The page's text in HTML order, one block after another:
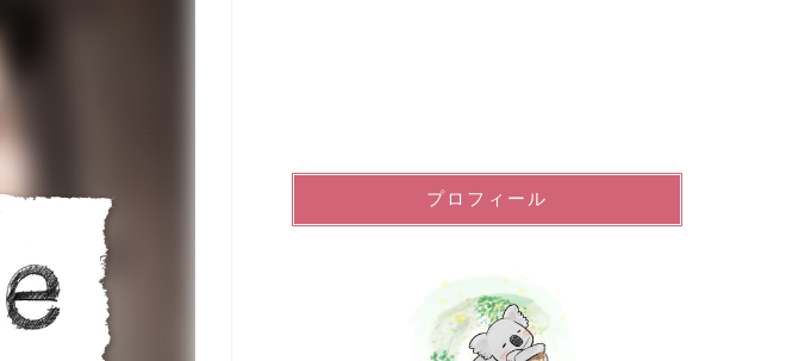
プロフィール